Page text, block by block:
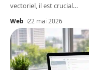
vectoriel, il est crucial…
Web 22 mai 2026